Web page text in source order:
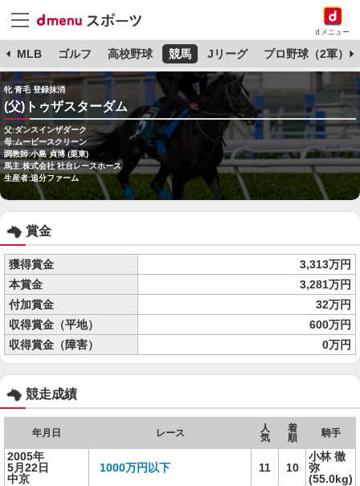
dメニュー
MLB ゴルフ 高校野球 競馬 Jリーグ プロ野球（2軍）
牝 青毛 登録抹消
(父)トゥザスターダム
父:ダンスインザダーク
母:ムービースクリーン
調教師:小島 貞博 (栗東)
馬主:株式会社 社台レースホース
生産者:追分ファーム
賞金
獲得賞金
3,313万円
本賞金
3,281万円
付加賞金
32万円
収得賞金（平地）
600万円
収得賞金（障害）
0万円
競走成績
年月日 レース
人
気
着
順
騎手
2005年
5月22日
中京
1000万円以下 11 10
小林 徹
弥
(55.0kg)